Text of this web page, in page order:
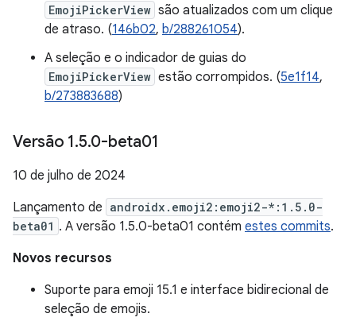
EmojiPickerView são atualizados com um clique
de atraso. (146b02, b/288261054).
A seleção e o indicador de guias do
EmojiPickerView estão corrompidos. (5e1f14,
b/273883688)
Versão 1.5.0-beta01
10 de julho de 2024
Lançamento de androidx.emoji2:emoji2-*:1.5.0-
beta01 . A versão 1.5.0-beta01 contém estes commits.
Novos recursos
Suporte para emoji 15.1 e interface bidirecional de
seleção de emojis.